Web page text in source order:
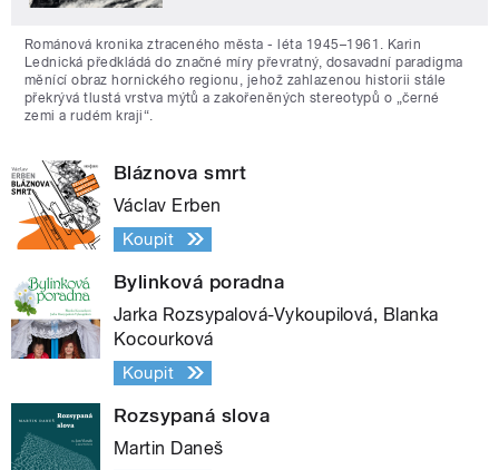
Románová kronika ztraceného města - léta 1945–1961. Karin
Lednická předkládá do značné míry převratný, dosavadní paradigma
měnící obraz hornického regionu, jehož zahlazenou historii stále
překrývá tlustá vrstva mýtů a zakořeněných stereotypů o „černé
zemi a rudém kraji“.
Bláznova smrt
Václav Erben
Koupit
Bylinková poradna
Jarka Rozsypalová-Vykoupilová, Blanka
Kocourková
Koupit
Rozsypaná slova
Martin Daneš